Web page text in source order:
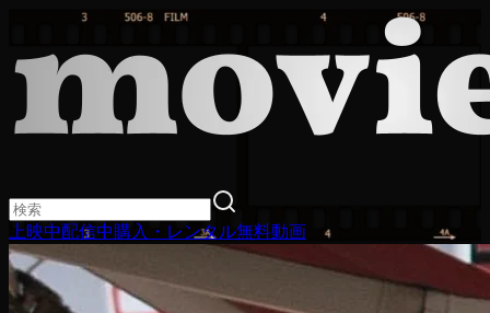
上映中配信中購入・レンタル無料動画